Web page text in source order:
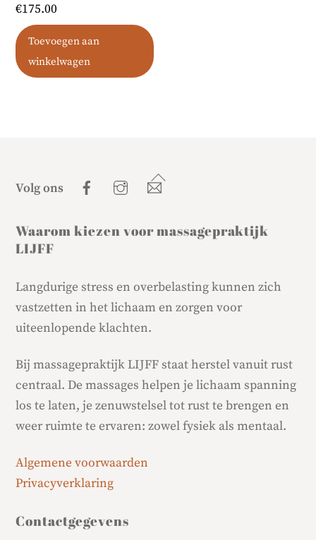
€175.00
Toevoegen aan
winkelwagen
Back
To
Volg ons
FacebookInstagram
Waarom kiezen voor massagepraktijk
LIJFF
Langdurige stress en overbelasting kunnen zich
vastzetten in het lichaam en zorgen voor
uiteenlopende klachten.
Bij massagepraktijk LIJFF staat herstel vanuit rust
centraal. De massages helpen je lichaam spanning
los te laten, je zenuwstelsel tot rust te brengen en
weer ruimte te ervaren: zowel fysiek als mentaal.
Algemene voorwaarden
Privacyverklaring
Contactgegevens